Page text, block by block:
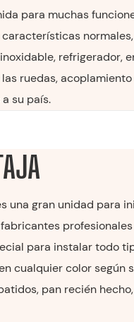
para muchas
refrigerador,
ruedas,
su país.
una gran unidad para
para instalar todo
cualquier color según
pan recién